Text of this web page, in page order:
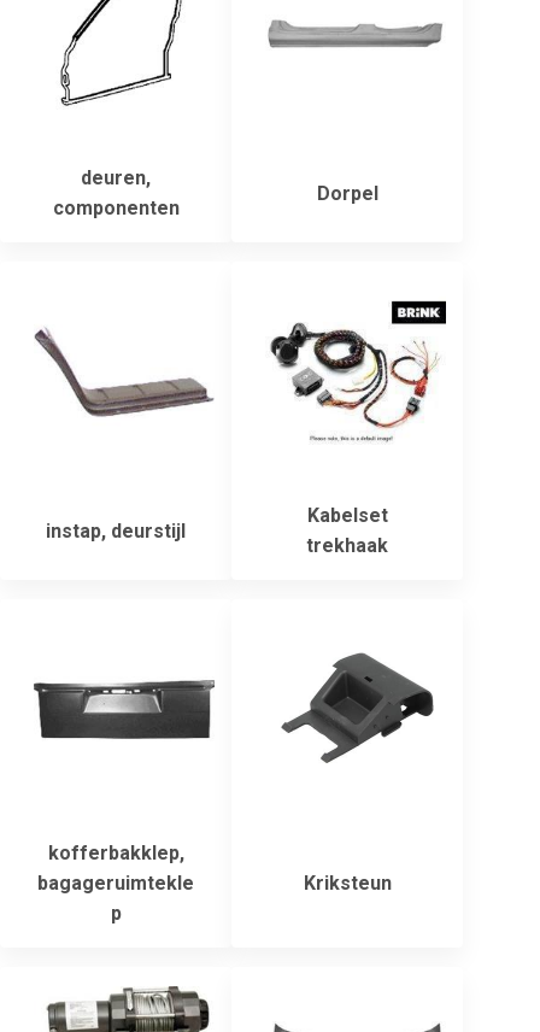
deuren,
componenten
Dorpel
instap, deurstijl
Kabelset
trekhaak
kofferbakklep,
bagageruimtekle
p
Kriksteun